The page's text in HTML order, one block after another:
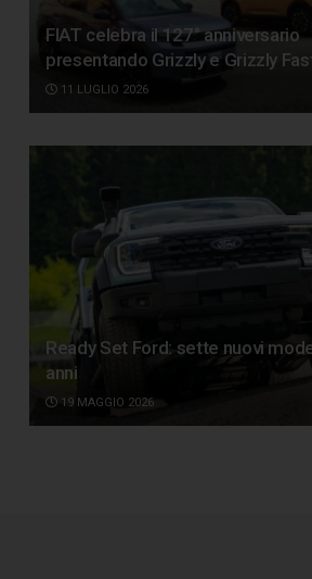
FIAT celebra il 127° anniversario
presentando Grizzly e Grizzly
11 LUGLIO 2026
Ready Set Ford: sette nuovi
anni
19 MAGGIO 2026